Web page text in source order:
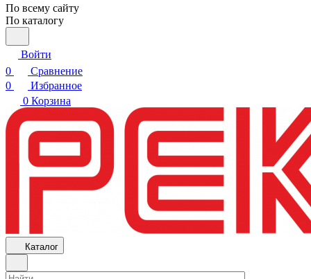
По всему сайту
По каталогу
Войти
0
Сравнение
0
Избранное
0 Корзина
Каталог